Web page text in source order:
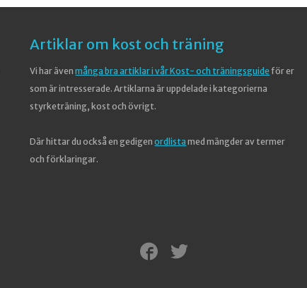
Artiklar om kost och träning
Vi har ävenmånga bra artiklar i vår Kost- och träningsguideför er
som är intresserade. Artiklarna är uppdelade i kategorierna
styrketräning, kost och övrigt.
Där hittar du också en gedigenordlista med mängder av termer
och förklaringar.